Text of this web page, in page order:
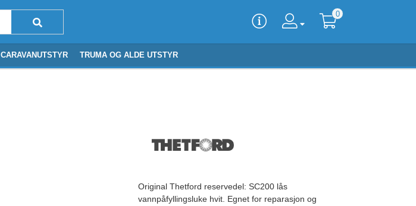
0
CARAVANUTSTYR TRUMA OG ALDE UTSTYR
Original Thetford reservedel: SC200 lås
vannpåfyllingsluke hvit. Egnet for reparasjon og